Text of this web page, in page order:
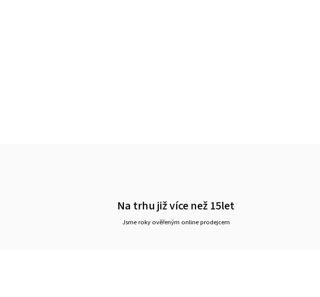
Na trhu již více než 15let
Jsme roky ověřeným online prodejcem